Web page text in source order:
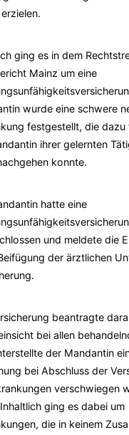
ging es in dem
Mainz um eine
wurde eine schwere
festgestellt, die dazu
ihrer gelernten
konnte.
hatte eine
und meldete die
der ärztlichen
beantragte
bei allen
der Mandantin
bei Abschluss der
verschwiegen
ging es dabei um
die in keinem